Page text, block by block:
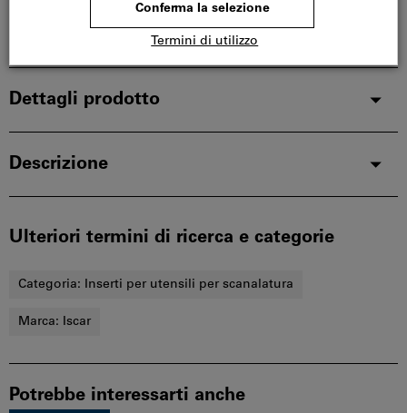
Dettagli prodotto
Descrizione
Ulteriori termini di ricerca e categorie
Categoria: Inserti per utensili per scanalatura
Marca: Iscar
Potrebbe interessarti anche